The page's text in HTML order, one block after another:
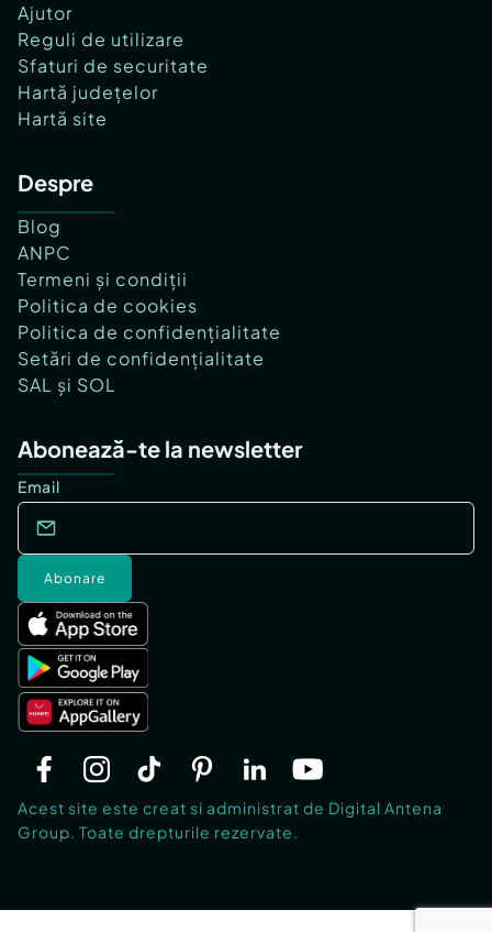
Ajutor
Reguli de utilizare
Sfaturi de securitate
Hartă județelor
Hartă site
Despre
Blog
ANPC
Termeni și condiții
Politica de cookies
Politica de confidențialitate
Setări de confidențialitate
SAL și SOL
Abonează-te la newsletter
Email
Abonare
Acest site este creat si administrat de Digital Antena
Group. Toate drepturile rezervate.